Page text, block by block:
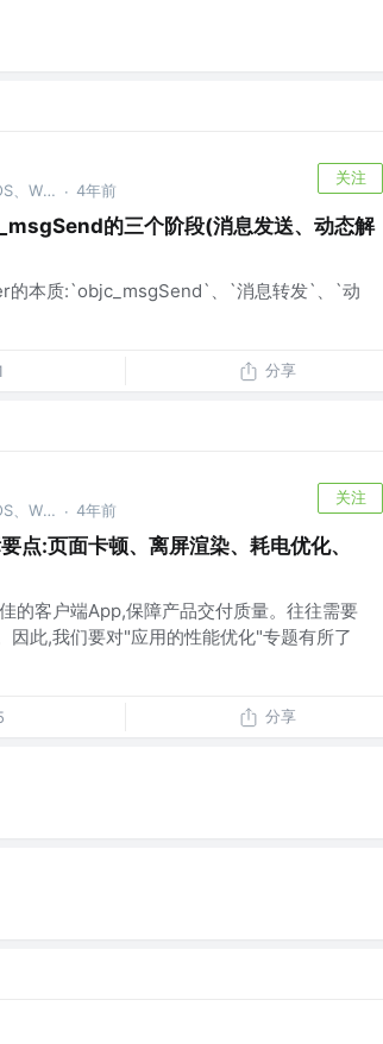
移动大前端开发@xOS【iOS、HOS、AOS、MacOS、WinOS】【C、C++、OC、Swift、Dart、JS(vue、node】 @系统学习,深度思考 · 4年前
关注
的三个阶段(消息发送、动态解
的本质:`objc_msgSend`、`消息转发`、`动
分享
移动大前端开发@xOS【iOS、HOS、AOS、MacOS、WinOS】【C、C++、OC、Swift、Dart、JS(vue、node】 @系统学习,深度思考 · 4年前
关注
:页面卡顿、离屏渲染、耗电优化、
的客户端App,保障产品交付质量。往往需要
此,我们要对"应用的性能优化"专题有所了
分享